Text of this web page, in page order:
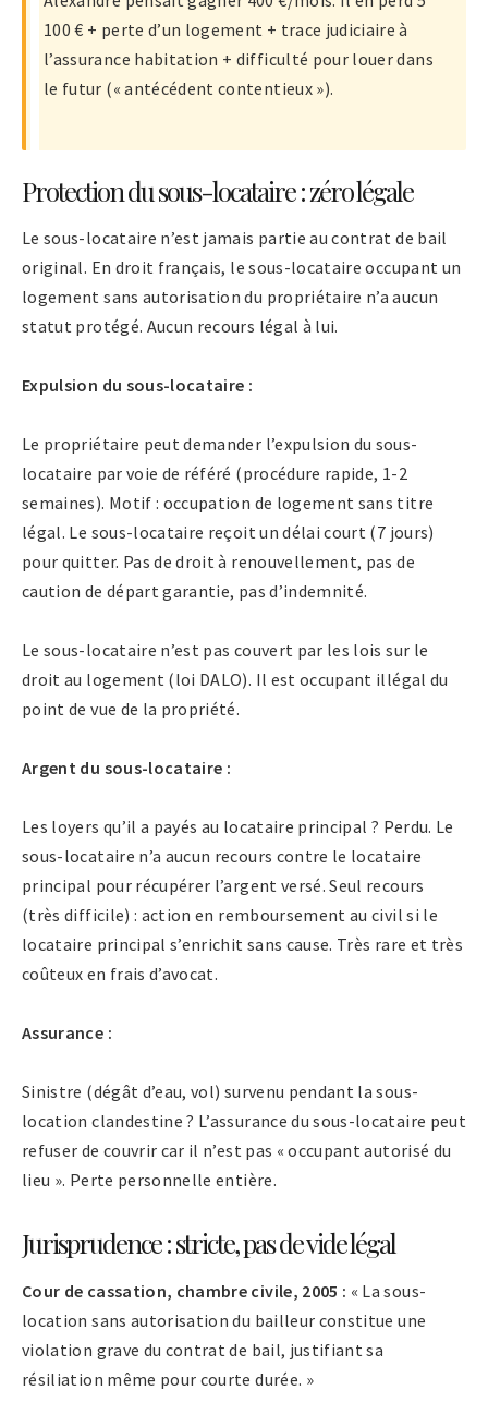
100 € + perte d’un logement + trace judiciaire à
l’assurance habitation + difficulté pour louer dans
le futur (« antécédent contentieux »).
Protection du sous-locataire : zéro légale
Le sous-locataire n’est jamais partie au contrat de bail
original. En droit français, le sous-locataire occupant un
logement sans autorisation du propriétaire n’a aucun
statut protégé. Aucun recours légal à lui.
Expulsion du sous-locataire :
Le propriétaire peut demander l’expulsion du sous-
locataire par voie de référé (procédure rapide, 1-2
semaines). Motif : occupation de logement sans titre
légal. Le sous-locataire reçoit un délai court (7 jours)
pour quitter. Pas de droit à renouvellement, pas de
caution de départ garantie, pas d’indemnité.
Le sous-locataire n’est pas couvert par les lois sur le
droit au logement (loi DALO). Il est occupant illégal du
point de vue de la propriété.
Argent du sous-locataire :
Les loyers qu’il a payés au locataire principal ? Perdu. Le
sous-locataire n’a aucun recours contre le locataire
principal pour récupérer l’argent versé. Seul recours
(très difficile) : action en remboursement au civil si le
locataire principal s’enrichit sans cause. Très rare et très
coûteux en frais d’avocat.
Assurance :
Sinistre (dégât d’eau, vol) survenu pendant la sous-
location clandestine ? L’assurance du sous-locataire peut
refuser de couvrir car il n’est pas « occupant autorisé du
lieu ». Perte personnelle entière.
Jurisprudence : stricte, pas de vide légal
Cour de cassation, chambre civile, 2005 : « La sous-
location sans autorisation du bailleur constitue une
violation grave du contrat de bail, justifiant sa
résiliation même pour courte durée. »